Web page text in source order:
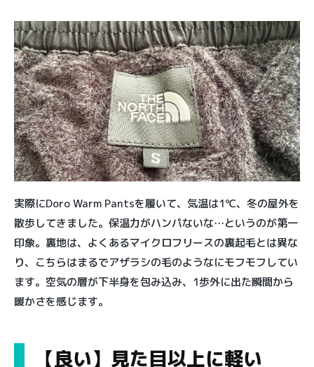
実際にDoro Warm Pantsを履いて、気温は1℃、冬の屋外を
散歩してきました。保温力がハンパないな…というのが第一
印象。裏地は、よくあるマイクロフリースの裏起毛とは異な
り、こちらはまるでアザラシの毛のようなにモフモフしてい
ます。空気の層が下半身を包み込み、1歩外に出た瞬間から
暖かさを感じます。
【良い】見た目以上に軽い